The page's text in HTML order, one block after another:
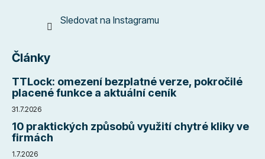
Sledovat na Instagramu
Články
TTLock: omezení bezplatné verze, pokročilé
placené funkce a aktuální ceník
31.7.2026
10 praktických způsobů využití chytré kliky ve
firmách
1.7.2026